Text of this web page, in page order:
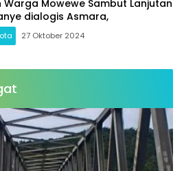
Warga Mowewe Sambut Lanjutan
dialogis Asmara,
27 Oktober 2024